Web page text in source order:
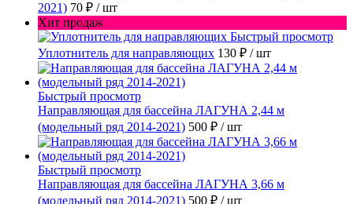
2021) 70 ₽ / шт
Хит продаж
Быстрый просмотр
Уплотнитель для направляющих 130 ₽ / шт
Быстрый просмотр
Направляющая для бассейна ЛАГУНА 2,44 м
(модельный ряд 2014-2021) 500 ₽ / шт
Быстрый просмотр
Направляющая для бассейна ЛАГУНА 3,66 м
(модельный ряд 2014-2021) 500 ₽ / шт